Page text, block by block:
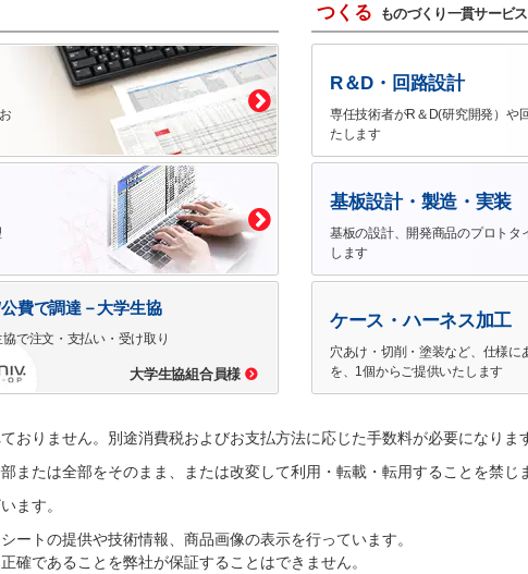
費で調達－大学生協
協で注文・支払い・受け取り
大学生協組合員様
つくる ものづくり一貫サービス
R＆D・回路設計
専任技術者がR＆D(研究開発）や
たします
基板設計・製造・実装
基板の設計、開発商品のプロトタ
します
ケース・ハーネス加工
穴あけ・切削・塗装など、仕様に
を、1個からご提供いたします
りません。別途消費税およびお支払方法に応じた手数料が必要になりま
たは全部をそのまま、または改変して利用・転載・転用することを禁じ
ます。
トの提供や技術情報、商品画像の表示を行っています。
確であることを弊社が保証することはできません。